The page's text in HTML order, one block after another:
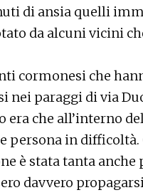
di ansia quelli
da alcuni vicini
cormonesi che
nei paraggi di via
che all’interno
persona in
è stata tanta anche
davvero